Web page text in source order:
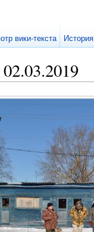
вики-текста История